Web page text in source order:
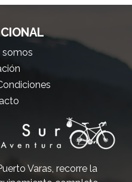
somos
Varas, recorre la